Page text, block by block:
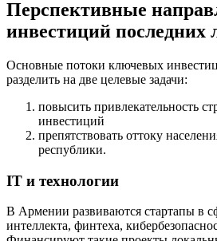
Перспективные
инвестиций последних
Основные потоки ключевых
разделить на две целевые задачи:
повысить привлекательность
инвестиций
препятствовать оттоку
республики.
IT и технологии
В Армении развиваются стартапы в
интеллекта, финтеха,